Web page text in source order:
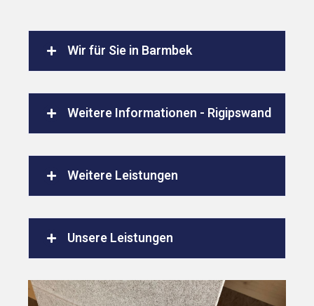
Wir für Sie in Barmbek
Weitere Informationen - Rigipswand
Weitere Leistungen
Unsere Leistungen